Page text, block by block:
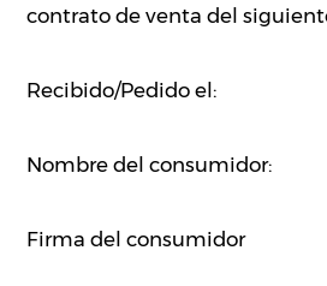
contrato de venta del
Recibido/Pedido el:
Nombre del consumidor:
Firma del consumidor